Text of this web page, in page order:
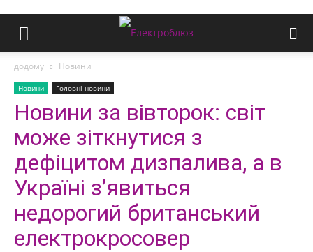
додому Новини
Новини Головні новини
Новини за вівторок: світ
може зіткнутися з
дефіцитом дизпалива, а в
Україні з’явиться
недорогий британський
електрокросовер